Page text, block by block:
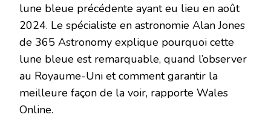
lune bleue précédente ayant eu lieu en août
2024. Le spécialiste en astronomie Alan Jones
de 365 Astronomy explique pourquoi cette
lune bleue est remarquable, quand l’observer
au Royaume-Uni et comment garantir la
meilleure façon de la voir, rapporte Wales
Online.